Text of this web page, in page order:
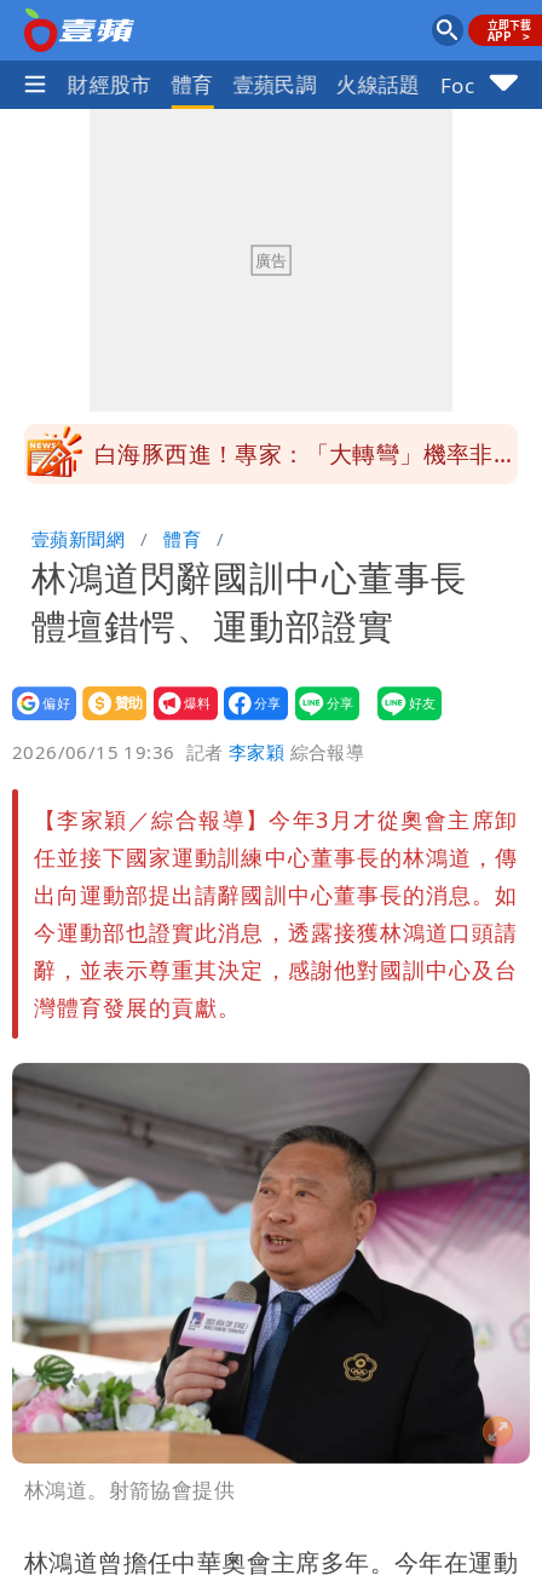
國際 財經股市 體育 壹蘋民調 火線話題 Focus+
案 重課俄羅斯500%關稅
白海豚西進！專家：「大轉彎」機率非常
案 重課俄羅斯500%關稅
白海豚西進！專家：「大轉彎」機率非常
壹蘋新聞網 體育
林鴻道閃辭國訓中心董事長
體壇錯愕、運動部證實
設為
贊助
我要
爆料
2026/06/15 19:36 記者李家穎 綜合報導
【李家穎／綜合報導】今年3月才從奧會主席卸
任並接下國家運動訓練中心董事長的林鴻道，傳
出向運動部提出請辭國訓中心董事長的消息。如
今運動部也證實此消息，透露接獲林鴻道口頭請
辭，並表示尊重其決定，感謝他對國訓中心及台
灣體育發展的貢獻。
林鴻道。射箭協會提供
林鴻道曾擔任中華奧會主席多年。今年在運動